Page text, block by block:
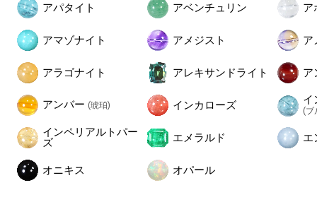
アパタイト アベンチュリン ア
アマゾナイト アメジスト ア
アラゴナイト アレキサンドライト ア
アンバー (琥珀) インカローズ イ
(ブ
インペリアルトパー
ズ
エメラルド エ
オニキス オパール